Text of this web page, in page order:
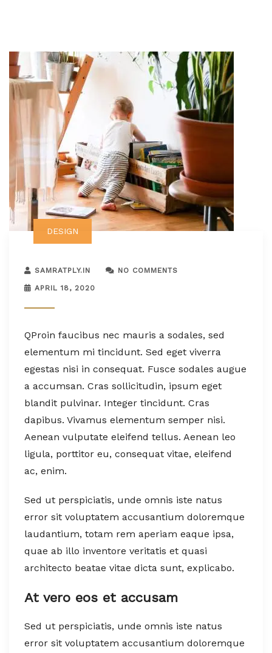
DESIGN
SAMRATPLY.IN NO COMMENTS
APRIL 18, 2020
QProin faucibus nec mauris a sodales, sed
elementum mi tincidunt. Sed eget viverra
egestas nisi in consequat. Fusce sodales augue
a accumsan. Cras sollicitudin, ipsum eget
blandit pulvinar. Integer tincidunt. Cras
dapibus. Vivamus elementum semper nisi.
Aenean vulputate eleifend tellus. Aenean leo
ligula, porttitor eu, consequat vitae, eleifend
ac, enim.
Sed ut perspiciatis, unde omnis iste natus
error sit voluptatem accusantium doloremque
laudantium, totam rem aperiam eaque ipsa,
quae ab illo inventore veritatis et quasi
architecto beatae vitae dicta sunt, explicabo.
At vero eos et accusam
Sed ut perspiciatis, unde omnis iste natus
error sit voluptatem accusantium doloremque